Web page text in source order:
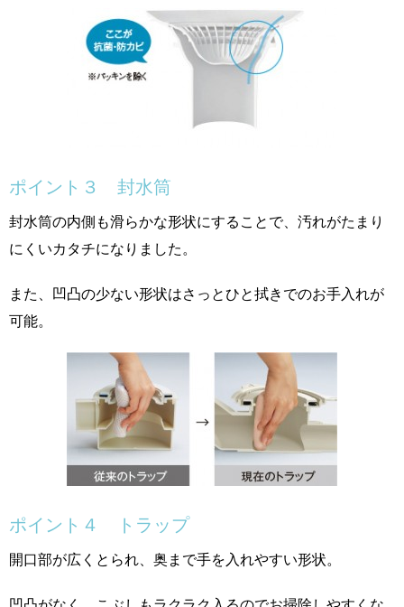
ポイント３ 封水筒
封水筒の内側も滑らかな形状にすることで、汚れがたまり
にくいカタチになりました。
また、凹凸の少ない形状はさっとひと拭きでのお手入れが
可能。
ポイント４ トラップ
開口部が広くとられ、奥まで手を入れやすい形状。